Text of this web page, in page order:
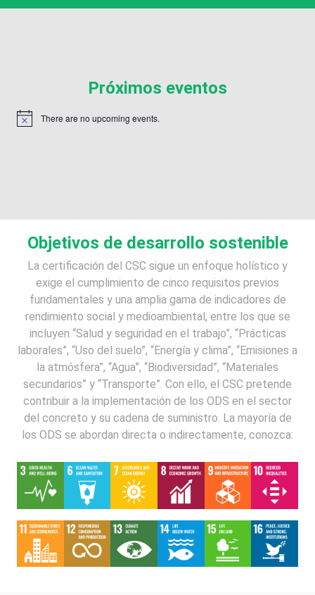
Próximos eventos
Notice There are no upcoming events.
Objetivos de desarrollo sostenible
La certificación del CSC sigue un enfoque holístico y
exige el cumplimiento de cinco requisitos previos
fundamentales y una amplia gama de indicadores de
rendimiento social y medioambiental, entre los que se
incluyen “Salud y seguridad en el trabajo”, “Prácticas
laborales”, “Uso del suelo”, “Energía y clima”, “Emisiones a
la atmósfera”, “Agua”, “Biodiversidad”, “Materiales
secundarios” y “Transporte”. Con ello, el CSC pretende
contribuir a la implementación de los ODS en el sector
del concreto y su cadena de suministro. La mayoría de
los ODS se abordan directa o indirectamente, conozca: